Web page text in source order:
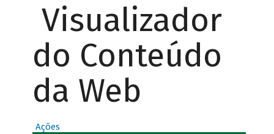
Visualizador
do Conteúdo
da Web
Ações